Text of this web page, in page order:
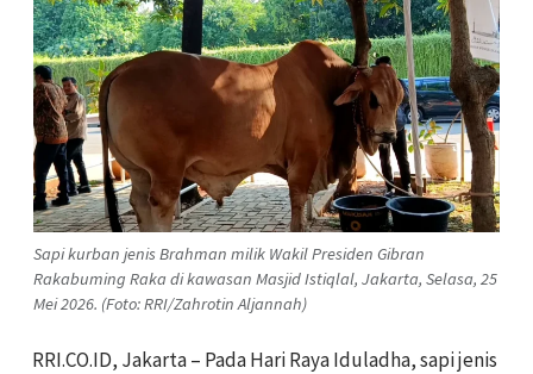
Sapi kurban jenis Brahman milik Wakil Presiden Gibran
Rakabuming Raka di kawasan Masjid Istiqlal, Jakarta, Selasa, 25
Mei 2026. (Foto: RRI/Zahrotin Aljannah)
RRI.CO.ID, Jakarta – Pada Hari Raya Iduladha, sapi jenis